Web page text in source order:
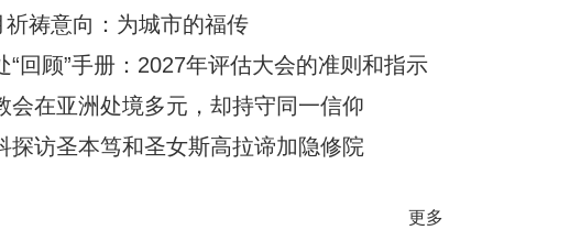
督净配、元首和善牧之圣事性临在的司铎：其身份、灵
一步深化圣秩圣职的身份认同。在当前拉丁美洲许多地
方教会
祷意向：为城市的福传
“回顾”手册：2027年评估大会的准则和指示
会在亚洲处境多元，却持守同一信仰
探访圣本笃和圣女斯高拉谛加隐修院
更多